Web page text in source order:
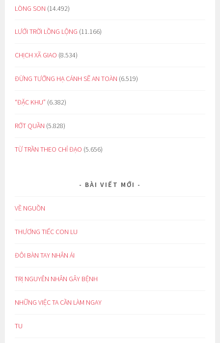
LÒNG SON (14.492)
LƯỚI TRỜI LỒNG LỘNG (11.166)
CHỊCH XÃ GIAO (8.534)
ĐỪNG TƯỞNG HẠ CÁNH SẼ AN TOÀN (6.519)
“ĐẶC KHU” (6.382)
RỚT QUẦN (5.828)
TỪ TRẦN THEO CHỈ ĐẠO (5.656)
BÀI VIẾT MỚI
VỀ NGUỒN
THƯƠNG TIẾC CON LU
ĐÔI BÀN TAY NHÂN ÁI
TRỊ NGUYÊN NHÂN GÂY BỆNH
NHỮNG VIỆC TA CẦN LÀM NGAY
TU